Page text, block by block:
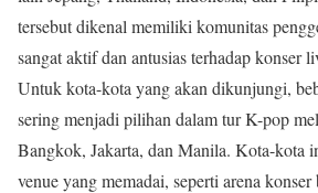
tersebut dikenal memiliki komunitas
sangat aktif dan antusias terhadap konser
Untuk kota-kota yang akan dikunjungi,
sering menjadi pilihan dalam tur K-pop
Bangkok, Jakarta, dan Manila. Kota-kota
venue yang memadai, seperti arena